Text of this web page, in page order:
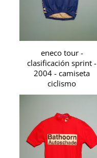
eneco tour -
clasificación sprint -
2004 - camiseta
ciclismo